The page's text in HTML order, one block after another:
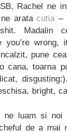
Rachel ne
ne aratacutia–
Madalin
you’re
pune
cana, toarna
bright,
ne luam si noi
de a mai